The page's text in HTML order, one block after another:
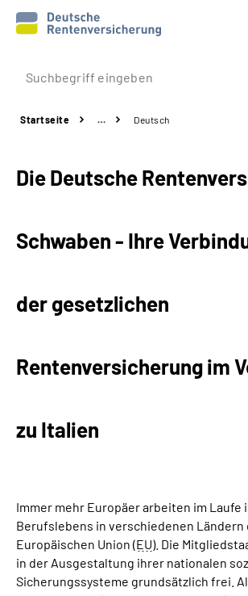
Prävention
Rente
Über uns & Presse
Online-Services
Leichte Sprache
Startseite … Deutsch
Die Deutsche
Schwaben - Ihre
der gesetzlichen
Rentenversicherung im
zu Italien
Immer mehr Europäer arbeiten im Laufe
Berufslebens in verschiedenen Ländern
Europäischen Union (EU). Die
in der Ausgestaltung ihrer nationalen
Sicherungssysteme grundsätzlich frei.